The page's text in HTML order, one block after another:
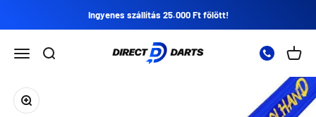
Ingyenes szállítás 25.000 Ft fölött!
Nyissa meg a navigációs menüt
Nyissa meg a keresést
Direct Darts
Zoomolás